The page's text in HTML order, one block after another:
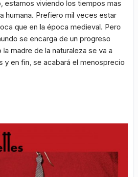
estamos viviendo los tiempos mas
humana. Prefiero mil veces estar
que en la época medieval. Pero
se encarga de un progreso
madre de la naturaleza se va a
y en fin, se acabará el menosprecio